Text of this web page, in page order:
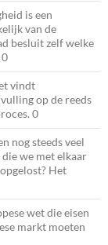
is een
van de
besluit zelf welke
vindt
op de reeds
0
nog steeds veel
we met elkaar
Het
wet die eisen
markt moeten